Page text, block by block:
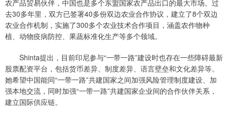
农产品贸易伙伴，中国也是多个东盟国家农产品出口的最大市场。过
去30多年里，双方已签署40多份双边农业合作协议，建立了8个双边
农业合作机制，实施了300多个农业技术合作项目，涵盖农作物种
植、动物疫病防控、果蔬标准化生产等多个领域。
Shinta提出，目前印尼参与“一带一路”建设时也存在一些障碍最新
股票配资平台，包括货币差异、制度差异、语言壁垒和文化差异等。
她希望中国能同“一带一路”共建国家之间加强风险管理制度建设、加
强本地交流，同时加强“一带一路”共建国家企业间的合作伙伴关系，
建立国际供应链。